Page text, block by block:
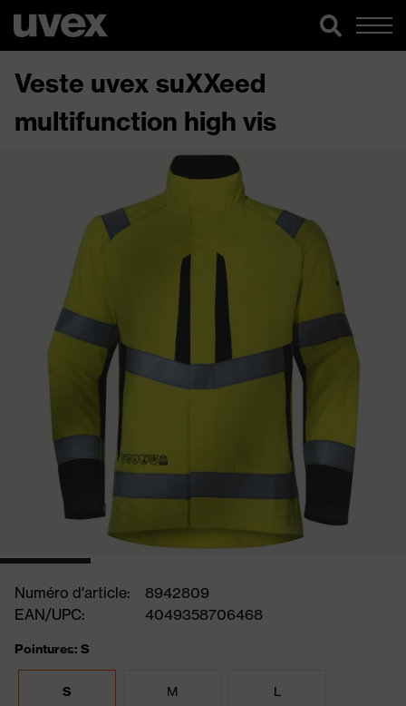
Veste uvex suXXeed
multifunction high vis
Numéro d'article:
8942809
EAN/UPC:
4049358706468
Pointures: S
S M L